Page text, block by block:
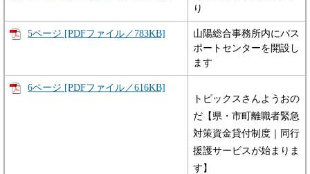
り
5ページ [PDFファイル／783KB]
山陽総合事務所内にパス
ポートセンターを開設し
ます
6ページ [PDFファイル／616KB]
トピックスさんようおの
だ【県・市町離職者緊急
対策資金貸付制度｜同行
援護サービスが始まりま
す】